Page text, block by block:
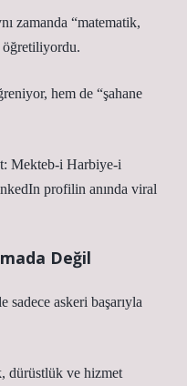
zamanda “matematik,
hem de “şahane
Mekteb-i Harbiye-i
profilin anında viral
Değil
sadece askeri başarıyla
dürüstlük ve hizmet